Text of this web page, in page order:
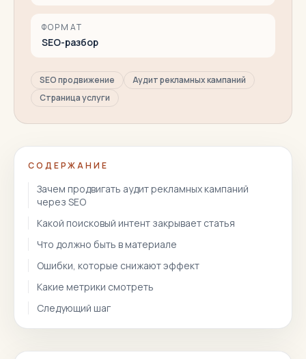
ФОРМАТ
SEO-разбор
SEO продвижение
Аудит рекламных кампаний
Страница услуги
СОДЕРЖАНИЕ
Зачем продвигать аудит рекламных кампаний
через SEO
Какой поисковый интент закрывает статья
Что должно быть в материале
Ошибки, которые снижают эффект
Какие метрики смотреть
Следующий шаг